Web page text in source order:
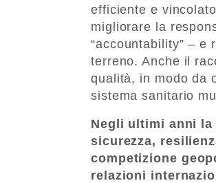
efficiente e
migliorare la
“accountability” –
terreno. Anche il
qualità, in modo da
sistema sanitario
Negli ultimi anni
sicurezza,
competizione
relazioni